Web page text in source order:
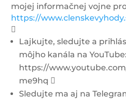
mojej informačnej vojne
https://

Lajkujte, sledujte a
môjho kanála na YouTube:
https://
me9hq 
Sledujte ma aj na